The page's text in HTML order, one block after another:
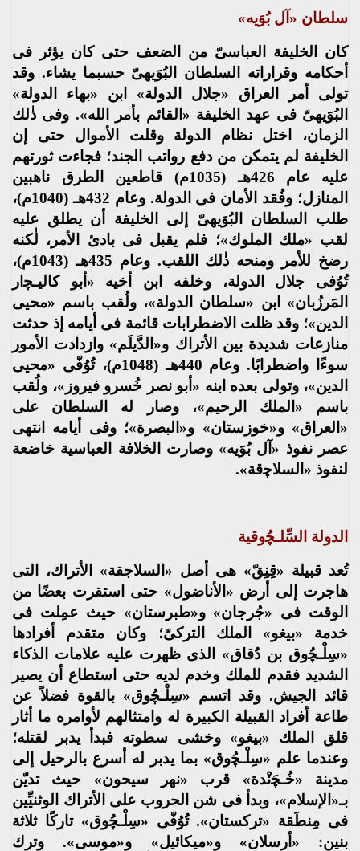
سلطان «آل بُوَيه»
كان الخليفة العباسىّ من الضعف حتى كان يؤثر فى
أحكامه وقراراته السلطان البُوَيهىّ حسبما يشاء. وقد
تولى أمر العراق «جلال الدولة» ابن «بهاء الدولة»
البُوَيهىّ فى عهد الخليفة «القائم بأمر الله». وفى ذٰلك
الزمان، اختل نظام الدولة وقلت الأموال حتى إن
الخليفة لم يتمكن من دفع رواتب الجند؛ فجاءت ثورتهم
عليه عام 426هـ (1035م) قاطعين الطرق ناهبين
المنازل؛ وفُقد الأمان فى الدولة. وعام 432هـ (1040م)،
طلب السلطان البُوَيهىّ إلى الخليفة أن يطلق عليه
لقب «ملك الملوك»؛ فلم يقبل فى بادئ الأمر، لٰكنه
رضخ للأمر ومنحه ذٰلك اللقب. وعام 435هـ (1043م)،
تُوُفى جلال الدولة، وخلفه ابن أخيه «أبو كاليـﭽار
المَرزُبان» ابن «سلطان الدولة»، ولُقب باسم «محيى
الدين»؛ وقد ظلت الاضطرابات قائمة فى أيامه إذ حدثت
منازعات شديدة بين الأتراك و«الدَّيلَم» وازدادت الأمور
سوءًا واضطرابًا. وعام 440هـ (1048م)، تُوُفّى «محيى
الدين»، وتولى بعده ابنه «أبو نصر خُسرو فيروز»، ولُقب
باسم «الملك الرحيم»، وصار له السلطان على
«العراق» و«خوزستان» و«البصرة»؛ وفى أيامه انتهى
عصر نفوذ «آل بُوَيه» وصارت الخلافة العباسية خاضعة
لنفوذ «السلاﭼقة».
الدولة السِّلـﭽُوقية
تُعد قبيلة «قِنِقّ» هى أصل «السلاجقة» الأتراك، التى
هاجرت إلى أرض «الأناضول» حتى استقرت بعضًا من
الوقت فى «جُرجان» و«طبرستان» حيث عمِلت فى
خدمة «بيغو» الملك التركىّ؛ وكان متقدم أفرادها
«سِلْـﭽُوق بن دُقاق» الذى ظهرت عليه علامات الذكاء
الشديد فقدم للملك وخدم لديه حتى استطاع أن يصير
قائد الجيش. وقد اتسم «سِلْـﭽُوق» بالقوة فضلاً عن
طاعة أفراد القبيلة الكبيرة له وامتثالهم لأوامره ما أثار
قلق الملك «بيغو» وخشى سطوته فبدأ يدبر لقتله؛
وعندما علم «سِلْـﭽُوق» بما يدبر له أسرع بالرحيل إلى
مدينة «خُـﭽَنْدة» قرب «نهر سيحون» حيث تديّن
بـ«الإسلام»، وبدأ فى شن الحروب على الأتراك الوثنيِّين
فى مِنطَقة «تركستان». تُوُفّى «سِلْـﭽُوق» تاركًا ثلاثة
بنين: «أرسلان» و«ميكائيل» و«موسى». وترك